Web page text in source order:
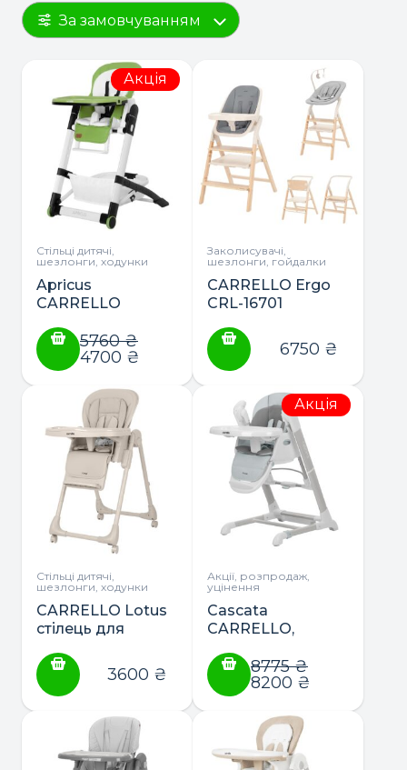
За замовчуванням
Акція
Стільці дитячі,
шезлонги, ходунки
Apricus
CARRELLO
годування
5760₴
4700 ₴
Заколисувачі,
шезлонги, гойдалки
CARRELLO Ergo
CRL-16701
для годування,
приставний
стілець і
навчальна вежа
6750 ₴
Стільці дитячі,
шезлонги, ходунки
CARRELLO Lotus
стілець для
3600 ₴
Акція
Акції, розпродаж,
уцінення
Cascata
CARRELLO,
від 0 до 3 років
8775₴
8200 ₴